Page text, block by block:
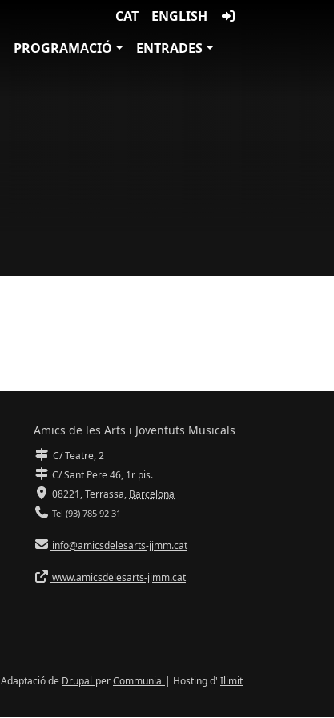
CAT
ENGLISH
PROGRAMACIÓ
ENTRADES
Amics de les Arts i Joventuts Musicals
C/ Teatre, 2
C/ Sant Pere 46, 1r pis.
08221,Terrassa, Barcelona
Tel (93) 785 92 31
info@amicsdelesarts-jjmm.cat
www.amicsdelesarts-jjmm.cat
Adaptació de Drupal perCommunia | Hosting d' Ilimit